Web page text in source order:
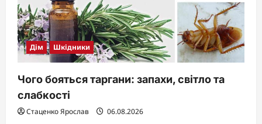
Дім Шкідники
Чого бояться таргани: запахи, світло та
слабкості
Стаценко Ярослав 06.08.2026